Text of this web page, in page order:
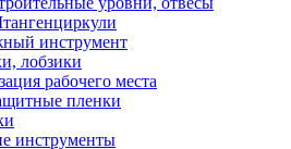
инструмент
лобзики
рабочего места
пленки
инструменты